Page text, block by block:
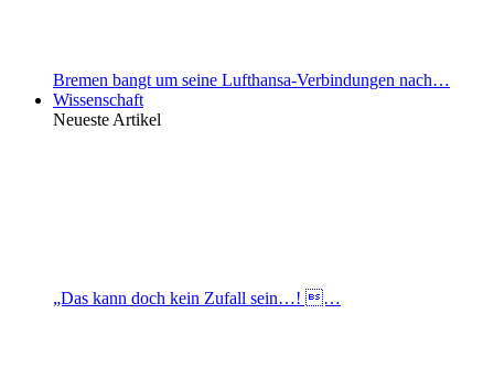
Bremen bangt um seine Lufthansa-Verbindungen nach…
Wissenschaft
Neueste Artikel
„Das kann doch kein Zufall sein…! …